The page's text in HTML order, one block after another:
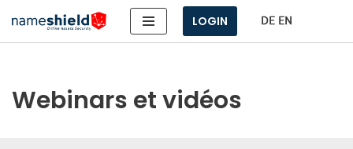
Aller
LOGIN
Webinars et vidéos